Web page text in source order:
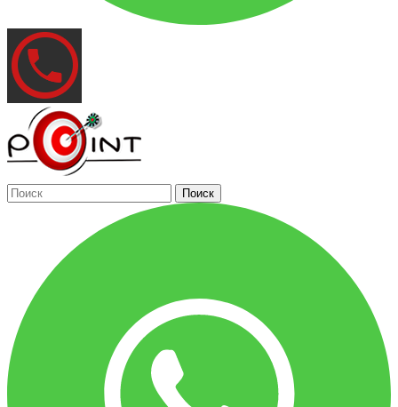
Поиск